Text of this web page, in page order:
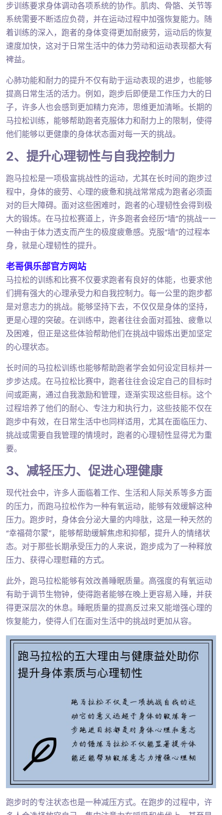
步训练要求身体调动各项系统的协作。肌肉、骨骼、关节等
系统需要不断适应负荷，并在运动过程中加强恢复能力。随
着训练的深入，跑者的身体变得更加耐疲劳，运动后的恢复
速度加快，这对于日常生活中的体力劳动和运动表现都大有
裨益。
心肺功能和耐力的提升不仅有助于运动表现的进步，也能够
提高日常生活的活力。例如，跑步后即便是工作压力大的日
子，许多人也会感到更加精力充沛，思维更加清晰。长期的
马拉松训练，能够帮助跑者克服体力和耐力上的限制，使得
他们能够以更健康的身体状态面对每一天的挑战。
2、提升心理韧性与自我控制力
跑马拉松是一项极富挑战性的运动，尤其在长时间的跑步过
程中，身体的疲劳、心理的疲惫和挑战常常成为跑者必须面
对的巨大障碍。面对这些困难时，跑者的心理韧性会得到极
大的锻炼。在马拉松赛道上，许多跑者会经历“墙”的挑战——
一种由于体力透支而产生的极度疲惫感。克服“墙”的过程本
身，就是心理韧性的提升。
老哥俱乐部官方网站
马拉松的训练和比赛不仅要求跑者有良好的体能，也要求他
们拥有强大的心理承受力和自我控制力。每一公里的跑步都
是对意志力的挑战。能够坚持下去，不仅仅是身体的坚持，
更是心理的突破。在训练中，跑者往往会面对孤独、疲惫以
及困难，但正是这些体验帮助他们在挑战中锻炼出更加坚定
的心理状态。
长时间的马拉松训练也能够帮助跑者学会如何设定目标并一
步步达成。在马拉松比赛中，跑者往往会设定自己的目标时
间或距离，通过自我激励和管理，逐渐实现这些目标。这个
过程培养了他们的耐心、专注力和执行力，这些技能不仅在
跑步中有效，在日常生活中也同样适用，尤其在面临压力、
挑战或需要自我管理的情境时，跑者的心理韧性显得尤为重
要。
3、减轻压力、促进心理健康
现代社会中，许多人面临着工作、生活和人际关系等多方面
的压力，而跑马拉松作为一种有氧运动，能够有效缓解这种
压力。跑步时，身体会分泌大量的内啡肽，这是一种天然的
“幸福荷尔蒙”，能够帮助缓解焦虑和抑郁，提升人的情绪状
态。对于那些长期承受压力的人来说，跑步成为了一种释放
压力、获得心理慰藉的方式。
此外，跑马拉松能够有效改善睡眠质量。高强度的有氧运动
有助于调节生物钟，使得跑者能够在晚上更容易入睡，并获
得更深层次的休息。睡眠质量的提高反过来又能增强心理的
恢复能力，使得人们在面对生活中的挑战时更加从容。
跑步时的专注状态也是一种减压方式。在跑步的过程中，许